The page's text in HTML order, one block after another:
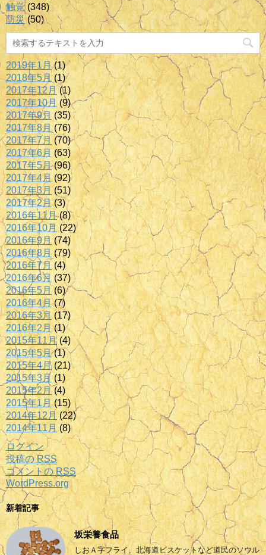
触覚(348)
防災 (50)
2019年1月(1)
2018年5月(1)
2017年12月(1)
2017年10月(9)
2017年9月 (35)
2017年8月 (76)
2017年7月 (70)
2017年6月(63)
2017年5月(96)
2017年4月(92)
2017年3月(51)
2017年2月(3)
2016年11月(8)
2016年10月 (22)
2016年9月(74)
2016年8月 (79)
2016年7月 (4)
2016年6月 (37)
2016年5月 (6)
2016年4月(7)
2016年3月(17)
2016年2月 (1)
2015年11月 (4)
2015年5月(1)
2015年4月 (21)
2015年3月(1)
2015年2月 (4)
2015年1月 (15)
2014年12月 (22)
2014年11月 (8)
ログイン
投稿の RSS
コメントの RSS
WordPress.org
新着記事
坂栄養食品
しおＡ字フライ、北海道ビスケットなど道民のソウル